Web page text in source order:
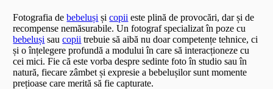
Fotografia debebeluși șicopii este plină de provocări, dar și de
recompense nemăsurabile. Un fotograf specializat în poze cu
bebeluși saucopii trebuie să aibă nu doar competențe tehnice, ci
și o înțelegere profundă a modului în care să interacționeze cu
cei mici. Fie că este vorba despre sedinte foto în studio sau în
natură, fiecare zâmbet și expresie a bebelușilor sunt momente
prețioase care merită să fie capturate.